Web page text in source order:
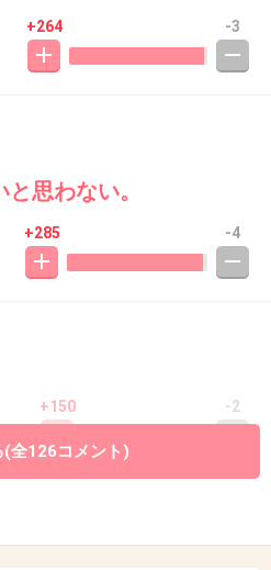
+264 -3
思わない。
+285 -4
+150 -2
(全126コメント)